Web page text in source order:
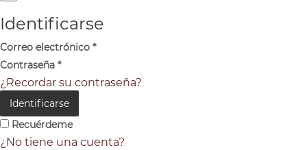
Identificarse
Correo electrónico *
Contraseña *
¿Recordar su contraseña?
Identificarse
Recuérdeme
¿No tiene una cuenta?